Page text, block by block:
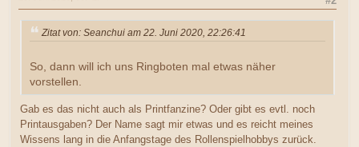
Zitat von: Seanchui am 22. Juni 2020, 22:26:41
So, dann will ich uns Ringboten mal etwas näher
vorstellen.
Gab es das nicht auch als Printfanzine? Oder gibt es evtl. noch
Printausgaben? Der Name sagt mir etwas und es reicht meines
Wissens lang in die Anfangstage des Rollenspielhobbys zurück.